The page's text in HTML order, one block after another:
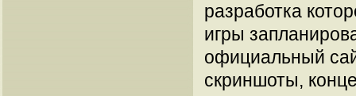
разработка
игры
официальный
скриншоты,